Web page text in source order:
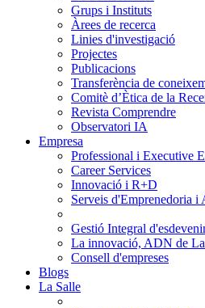
Grups i Instituts
Àrees de recerca
Linies d'investigació
Projectes
Publicacions
Transferència de
Comitè d’Ètica de la
Revista Comprendre
Observatori IA
Empresa
Professional i Executive
Career Services
Innovació i R+D
Serveis d'Emprenedoria i
Gestió Integral
La innovació, ADN de
Consell d'empreses
Blogs
La Salle